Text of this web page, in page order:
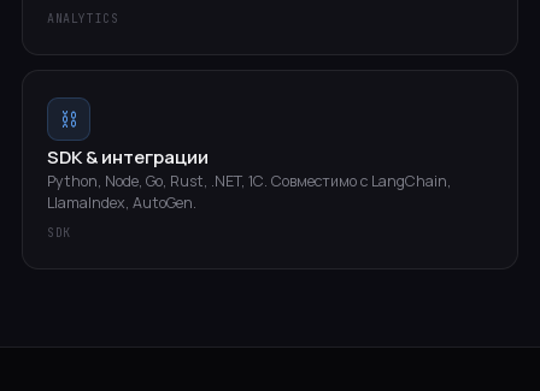
ANALYTICS
⛓
SDK & интеграции
Python, Node, Go, Rust, .NET, 1С. Совместимо с LangChain,
LlamaIndex, AutoGen.
SDK